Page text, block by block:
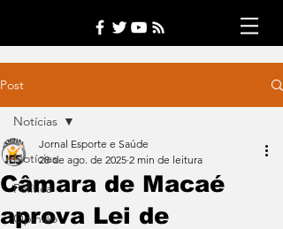
Post
Notícias
Política
Opinião
Notícias
Câmara de Macaé
aprova Lei de
Jornal Esporte e Saúde
28 de ago. de 2025 2 min de leitura